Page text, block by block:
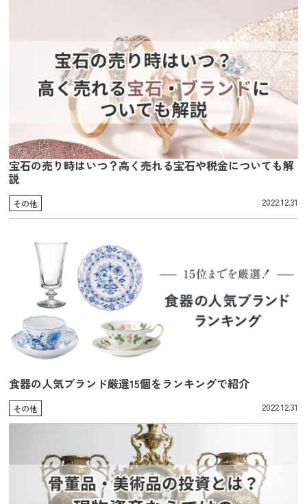
宝石の売り時はいつ？高く売れる宝石や税金についても解
説
その他 2022.12.31
食器の人気ブランド厳選15個をランキングで紹介
その他 2022.12.31